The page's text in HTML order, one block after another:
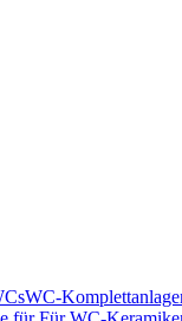
WC-